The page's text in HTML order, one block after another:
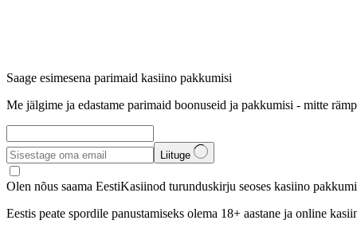
Saage esimesena parimaid kasiino pakkumisi
Me jälgime ja edastame parimaid boonuseid ja pakkumisi - mitte
Liituge
Olen nõus saama EestiKasiinod turunduskirju seoses kasiino
Eestis peate spordile panustamiseks olema 18+ aastane ja online